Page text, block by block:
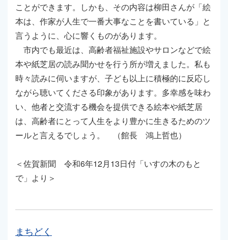
ことができます。しかも、その内容は柳田さんが「絵
本は、作家が人生で一番大事なことを書いている」と
言うように、心に響くものがあります。
市内でも最近は、高齢者福祉施設やサロンなどで絵
本や紙芝居の読み聞かせを行う所が増えました。私も
時々読みに伺いますが、子ども以上に積極的に反応し
ながら聴いてくださる印象があります。多幸感を味わ
い、他者と交流する機会を提供できる絵本や紙芝居
は、高齢者にとって人生をより豊かに生きるためのツ
ールと言えるでしょう。 （館長 鴻上哲也）
＜佐賀新聞 令和6年12月13日付「いすの木のもと
で」より＞
まちどく